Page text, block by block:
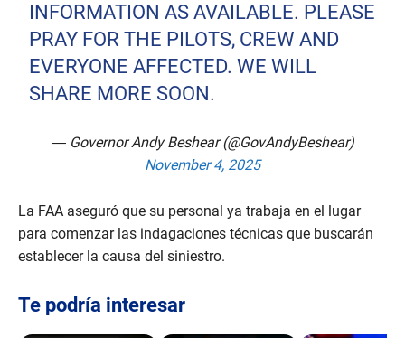
INFORMATION AS AVAILABLE. PLEASE
PRAY FOR THE PILOTS, CREW AND
EVERYONE AFFECTED. WE WILL
SHARE MORE SOON.
— Governor Andy Beshear (@GovAndyBeshear)
November 4, 2025
La FAA aseguró que su personal ya trabaja en el lugar
para comenzar las indagaciones técnicas que buscarán
establecer la causa del siniestro.
Te podría interesar